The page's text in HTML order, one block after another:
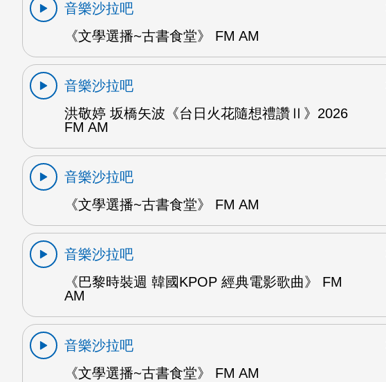
音樂沙拉吧
《文學選播~古書食堂》 FM AM
音樂沙拉吧
洪敬婷 坂橋矢波《台日火花隨想禮讚Ⅱ》2026
FM AM
音樂沙拉吧
《文學選播~古書食堂》 FM AM
音樂沙拉吧
《巴黎時裝週 韓國KPOP 經典電影歌曲》 FM
AM
音樂沙拉吧
《文學選播~古書食堂》 FM AM